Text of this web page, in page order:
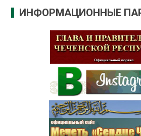
ИНФОРМАЦИОННЫЕ